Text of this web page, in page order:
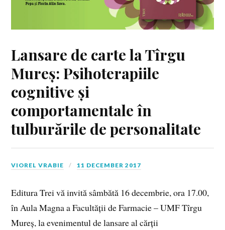
Lansare de carte la Tîrgu
Mureș: Psihoterapiile
cognitive și
comportamentale în
tulburările de personalitate
VIOREL VRABIE 11 DECEMBER 2017
Editura Trei vă invită sâmbătă 16 decembrie, ora 17.00,
în Aula Magna a Facultății de Farmacie – UMF Tîrgu
Mureș, la evenimentul de lansare al cărții